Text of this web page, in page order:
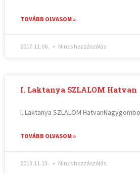
TOVÁBB OLVASOM »
2017.11.06. Nincs hozzászólás
I. Laktanya SZLALOM Hatvan
I. Laktanya SZLALOM
TOVÁBB OLVASOM »
2013.11.13. Nincs hozzászólás